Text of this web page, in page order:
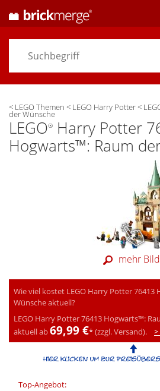
< LEGO Themen < LEGO Harry Potter<
der Wünsche
LEGO®
Harry Potter
Hogwarts™: Raum
mehr
Wie viel kostet LEGO Harry Potter 76413
Wünsche aktuell?
LEGO Harry Potter 76413 Hogwarts™:
aktuell ab69,99 €*(zzgl. Versand).
Top-Angebot:
Preisvergleich
Themen/ Händler
Alarme& Wunschlisten